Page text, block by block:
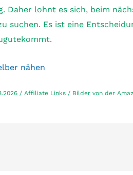
Daher lohnt es sich, beim
suchen. Es ist eine
nähen
/ Affiliate Links / Bilder von der